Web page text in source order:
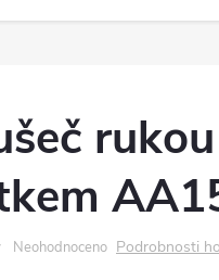
Neohodnoceno Podrobnosti